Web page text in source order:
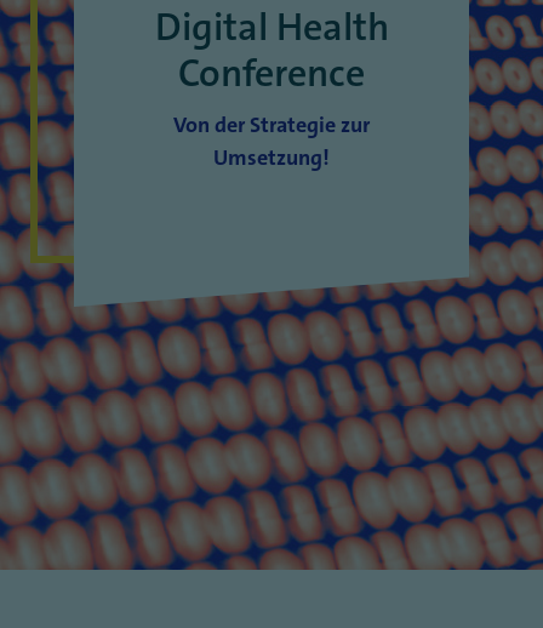
Digital Health
Conference
Von der Strategie zur
Umsetzung!